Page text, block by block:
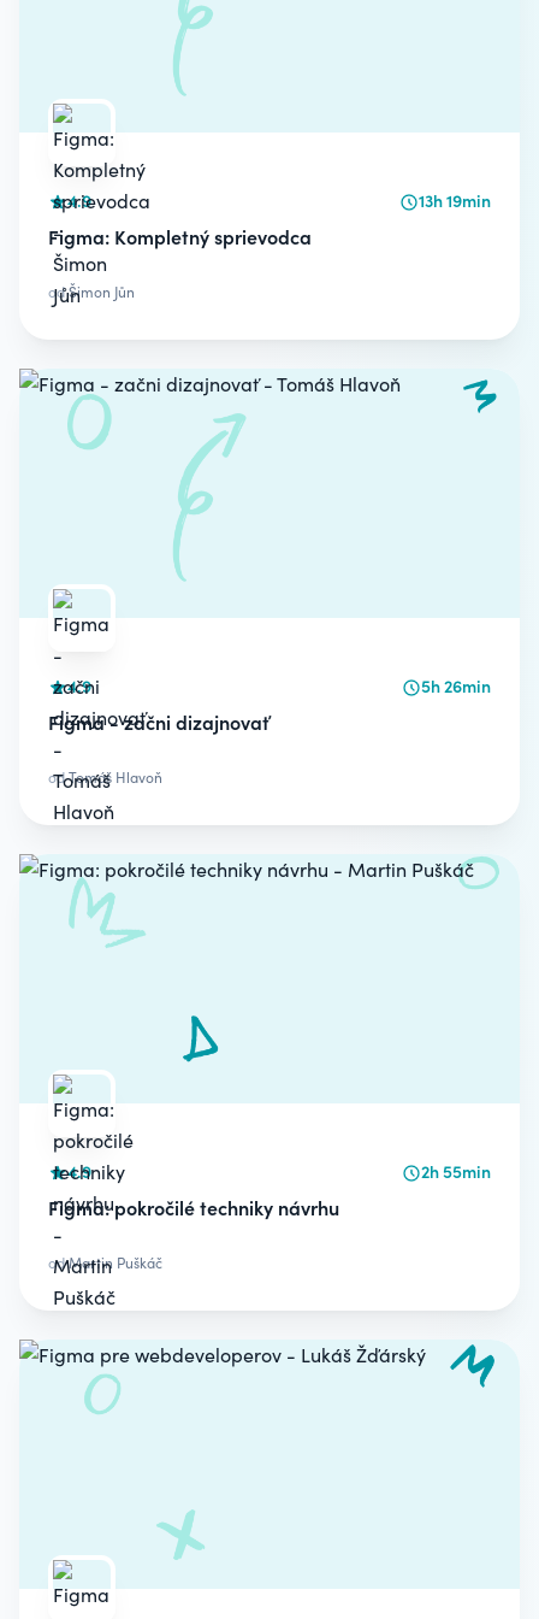
4.9 13h 19min
Figma: Kompletný sprievodca
odŠimon Jůn
4.9 5h 26min
Figma - začni dizajnovať
odTomáš Hlavoň
4.9 2h 55min
Figma: pokročilé techniky návrhu
odMartin Puškáč